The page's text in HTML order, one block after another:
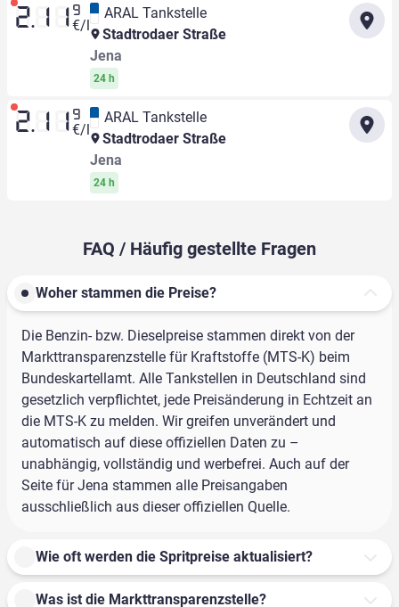
2.11 9
€/l
ARAL Tankstelle
Stadtrodaer Straße
Jena
24 h
2.11 9
€/l
ARAL Tankstelle
Stadtrodaer Straße
Jena
24 h
FAQ / Häufig gestellte Fragen
Woher stammen die Preise?
Die Benzin- bzw. Dieselpreise stammen direkt von der
Markttransparenzstelle für Kraftstoffe (MTS-K) beim
Bundeskartellamt. Alle Tankstellen in Deutschland sind
gesetzlich verpflichtet, jede Preisänderung in Echtzeit an
die MTS-K zu melden. Wir greifen unverändert und
automatisch auf diese offiziellen Daten zu –
unabhängig, vollständig und werbefrei. Auch auf der
Seite für Jena stammen alle Preisangaben
ausschließlich aus dieser offiziellen Quelle.
Wie oft werden die Spritpreise aktualisiert?
Was ist die Markttransparenzstelle?